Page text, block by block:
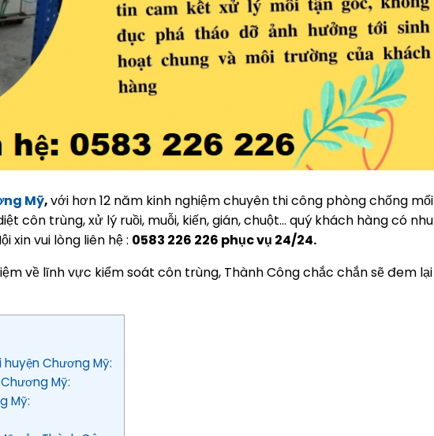
Mỹ,với hơn 12 năm kinh nghiệm chuyên thi công phòng chống mối
côn trùng, xử lý ruồi, muỗi, kiến, gián, chuột… quý khách hàng có nhu
xin vui lòng liên hệ : 0583 226 226 phục vụ 24/24.
về lĩnh vực kiểm soát côn trùng, Thành Công chắc chắn sẽ đem lại
Chương Mỹ:
Mỹ:
Mỹ: